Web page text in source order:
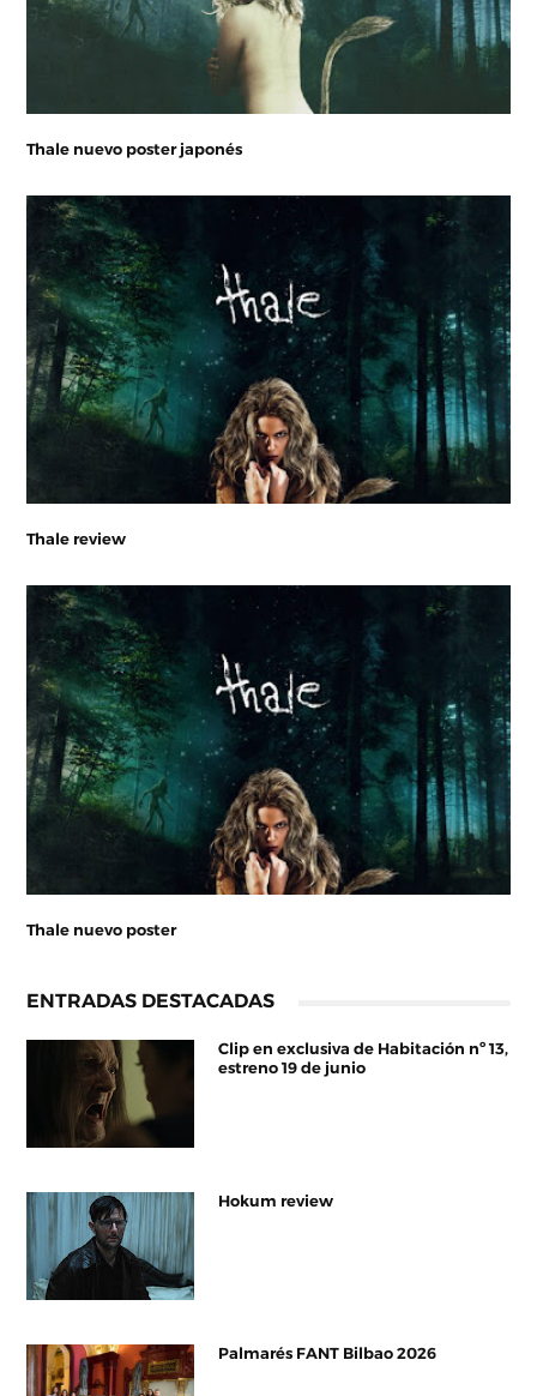
Thale nuevo poster japonés
Thale review
Thale nuevo poster
ENTRADAS DESTACADAS
Clip en exclusiva de Habitación nº 13,
estreno 19 de junio
Hokum review
Palmarés FANT Bilbao 2026